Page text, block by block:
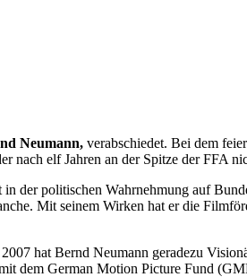
Neumann, verabschiedet. Bei dem
nach elf Jahren an der Spitze der FFA
der politischen Wahrnehmung auf
Mit seinem Wirken hat er die
hat Bernd Neumann geradezu
dem German Motion Picture Fund